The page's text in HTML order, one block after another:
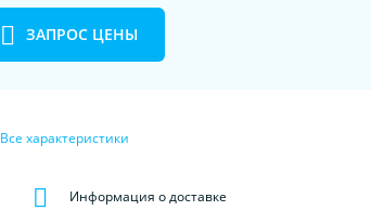
ЗАПРОС ЦЕНЫ
Все характеристики
Информация о доставке